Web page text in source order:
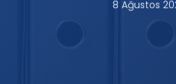
8 Ağustos